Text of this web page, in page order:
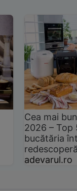
Cea mai
2026 –
bucătăria
adevarul.ro